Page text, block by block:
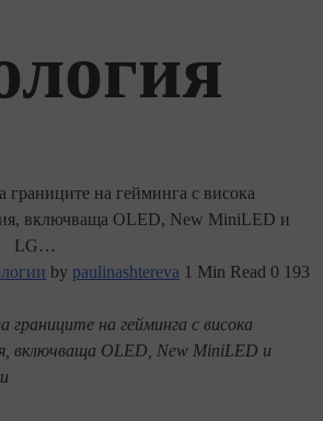
границите на гейминга с висока
включваща OLED, New MiniLED и
LG…
by paulinashtereva 1 Min Read 0 193
границите на гейминга с висока
включваща OLED, New MiniLED и